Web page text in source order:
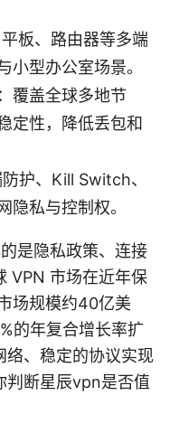
板、路由器等多端
小型办公室场景。
覆盖全球多地节
定性，降低丢包和
护、Kill Switch、
隐私与控制权。
是隐私政策、连接
VPN 市场在近年保
场规模约40亿美
的年复合增长率扩
络、稳定的协议实现
判断星辰vpn是否值